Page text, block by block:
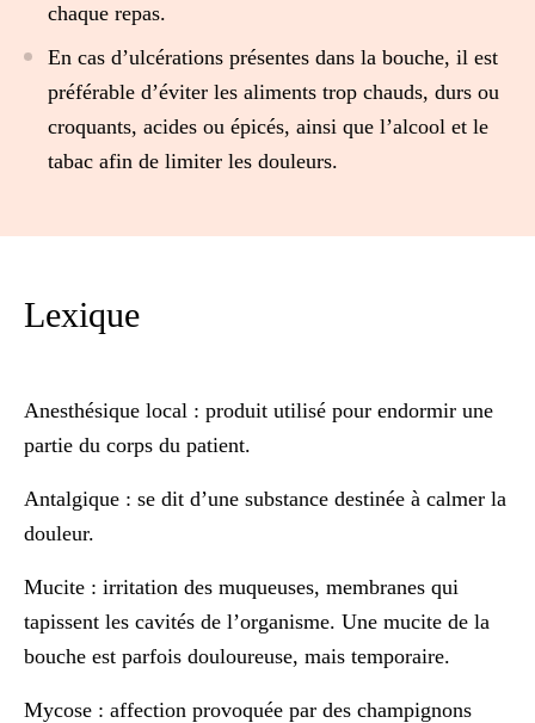
chaque repas.
En cas d’ulcérations présentes dans la bouche, il est
préférable d’éviter les aliments trop chauds, durs ou
croquants, acides ou épicés, ainsi que l’alcool et le
tabac afin de limiter les douleurs.
Lexique
Anesthésique local : produit utilisé pour endormir une
partie du corps du patient.
Antalgique : se dit d’une substance destinée à calmer la
douleur.
Mucite : irritation des muqueuses, membranes qui
tapissent les cavités de l’organisme. Une mucite de la
bouche est parfois douloureuse, mais temporaire.
Mycose : affection provoquée par des champignons